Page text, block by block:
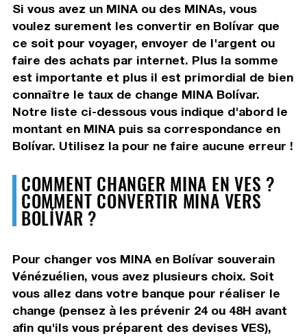
Si vous avez un MINA ou des MINAs, vous
voulez surement les convertir en Bolívar que
ce soit pour voyager, envoyer de l'argent ou
faire des achats par internet. Plus la somme
est importante et plus il est primordial de bien
connaître le taux de change MINA Bolívar.
Notre liste ci-dessous vous indique d'abord le
montant en MINA puis sa correspondance en
Bolívar. Utilisez la pour ne faire aucune erreur !
COMMENT CHANGER MINA EN VES ?
COMMENT CONVERTIR MINA VERS
BOLÍVAR ?
Pour changer vos MINA en Bolívar souverain
Vénézuélien, vous avez plusieurs choix. Soit
vous allez dans votre banque pour réaliser le
change (pensez à les prévenir 24 ou 48H avant
afin qu'ils vous préparent des devises VES),